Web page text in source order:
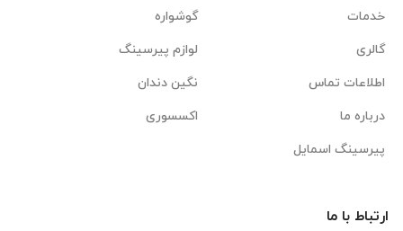
خدمات
گالری
اطلاعات تماس
درباره ما
پیرسینگ اسمایل
گوشواره
لوازم پیرسینگ
نگین دندان
اکسسوری
ارتباط با ما